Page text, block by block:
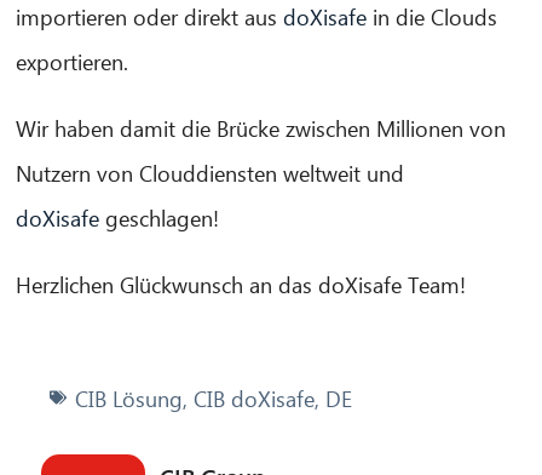
importieren oder direkt ausdoXisafe in die Clouds
exportieren.
Wir haben damit die Brücke zwischen Millionen von
Nutzern von Clouddiensten weltweit und
doXisafe geschlagen!
Herzlichen Glückwunsch an das doXisafe Team!
CIB Lösung, CIB doXisafe, DE
CIB AI ChatBot
Hallo! Was kann ich für Sie tun?